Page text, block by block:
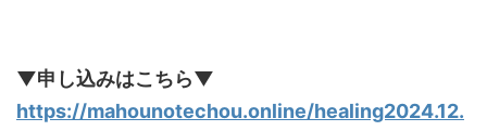
▼申し込みはこちら▼
https://mahounotechou.online/healing2024.12.